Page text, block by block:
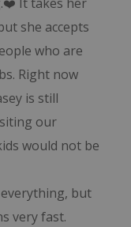
she accepts
who are
Right now
is still
our
would not be
but
very fast.